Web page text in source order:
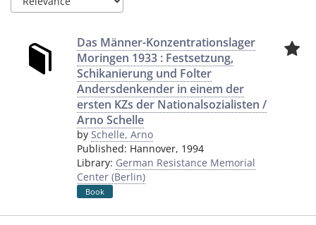
Das Männer-Konzentrationslager
Moringen 1933 : Festsetzung,
Schikanierung und Folter
Andersdenkender in einem der
ersten KZs der Nationalsozialisten /
Arno Schelle
by Schelle, Arno
Published: Hannover, 1994
Library: German Resistance Memorial
Center (Berlin)
Book